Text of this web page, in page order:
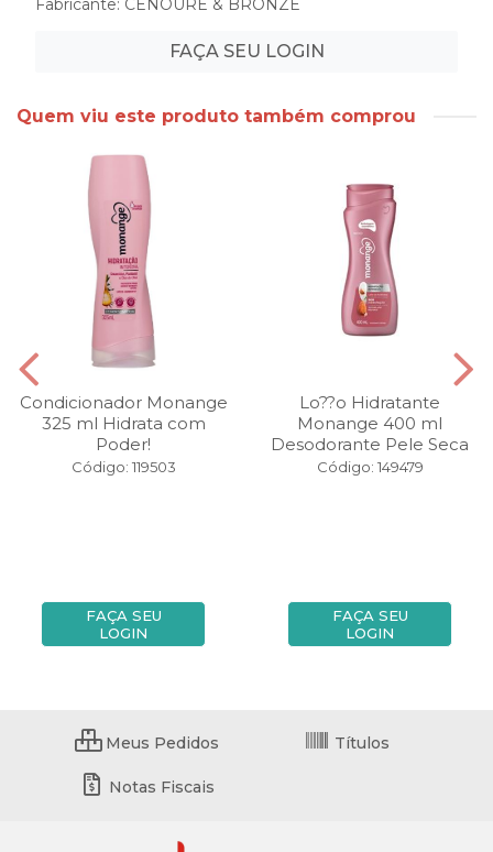
Fabricante: CENOURE & BRONZE
FAÇA SEU LOGIN
Quem viu este produto também comprou
Condicionador Monange
325 ml Hidrata com
Poder!
Código: 119503
FAÇA SEU
LOGIN
Lo??o Hidratante
Monange 400 ml
Desodorante Pele Seca
Código: 149479
FAÇA SEU
LOGIN
Meus Pedidos Títulos
Notas Fiscais